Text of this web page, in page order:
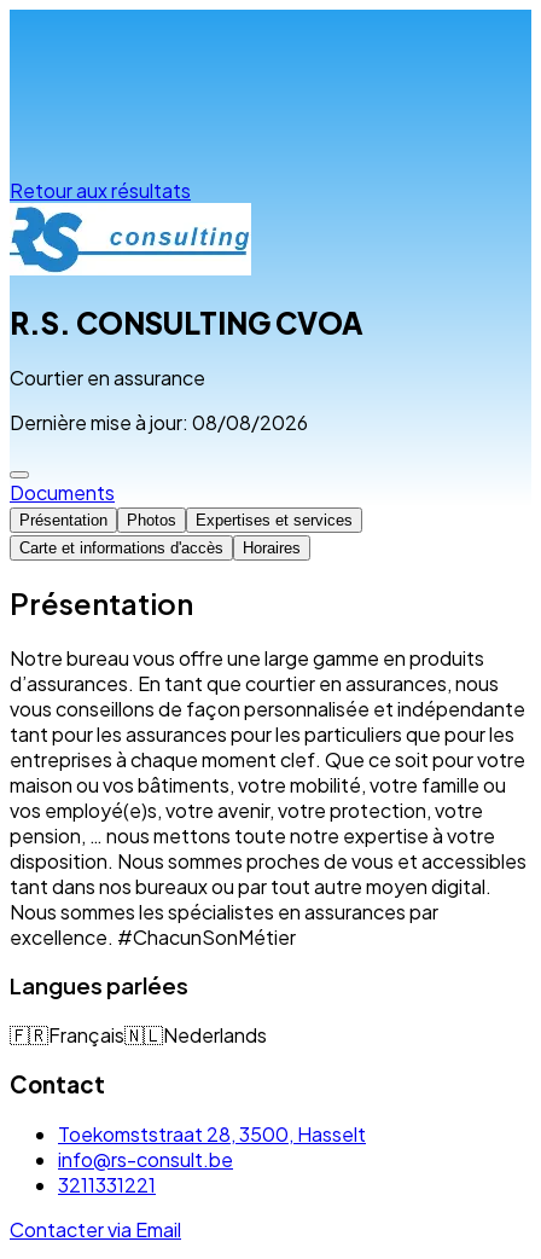
Retour aux résultats
R.S. CONSULTING CVOA
Courtier en assurance
Dernière mise à jour: 08/08/2026
Documents
Présentation Photos
Expertises et services
Carte et informations d'accès
Horaires
Présentation
Notre bureau vous offre une large gamme en produits
d’assurances. En tant que courtier en assurances, nous
vous conseillons de façon personnalisée et indépendante
tant pour les assurances pour les particuliers que pour les
entreprises à chaque moment clef. Que ce soit pour votre
maison ou vos bâtiments, votre mobilité, votre famille ou
vos employé(e)s, votre avenir, votre protection, votre
pension, … nous mettons toute notre expertise à votre
disposition. Nous sommes proches de vous et accessibles
tant dans nos bureaux ou par tout autre moyen digital.
Nous sommes les spécialistes en assurances par
excellence. #ChacunSonMétier
Langues parlées
🇫🇷Français🇳🇱Nederlands
Contact
Toekomststraat 28, 3500, Hasselt
info@rs-consult.be
3211331221
Contacter via Email